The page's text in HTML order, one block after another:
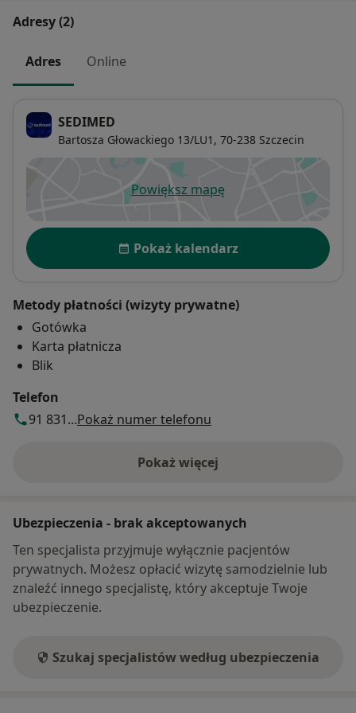
Adresy (2)
Adres Online
SEDIMED
Bartosza Głowackiego 13/LU1, 70-238 Szczecin
Powiększ mapęotwiera się w nowej karcie
Dostępność
Pokaż kalendarz
Metody płatności (wizyty prywatne)
Gotówka
Karta płatnicza
Blik
Telefon
91 831...Pokaż numer telefonu
Pokaż więcej
o adresie
Ubezpieczenia - brak akceptowanych
Ten specjalista przyjmuje wyłącznie pacjentów
prywatnych. Możesz opłacić wizytę samodzielnie lub
znaleźć innego specjalistę, który akceptuje Twoje
ubezpieczenie.
Szukaj specjalistów według ubezpieczenia